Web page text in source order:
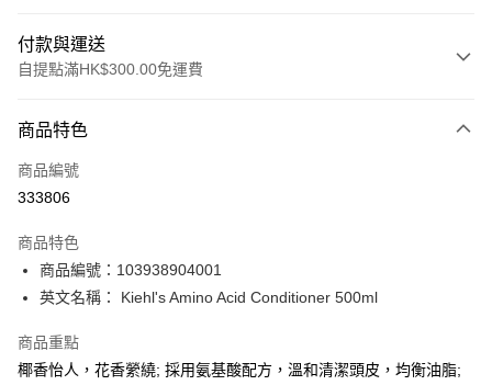
付款與運送
自提點滿HK$300.00免運費
信用卡
Apple Pay
PayMe
WeChat Pay
BoC Pay
商品特色
商品編號
333806
商品特色
商品編號：103938904001
英文名稱： Kiehl's Amino Acid Conditioner 500ml
商品重點
椰香怡人，花香縈繞; 採用氨基酸配方，溫和清潔頭皮，均衡油脂;